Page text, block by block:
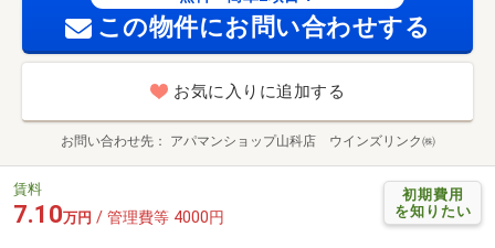
この物件にお問い合わせする
お気に入りに追加する
お問い合わせ先 アパマンショップ山科店 ウインズリンク㈱
初期費用
を知りたい
賃料
7.10万円 / 管理費等 4000円